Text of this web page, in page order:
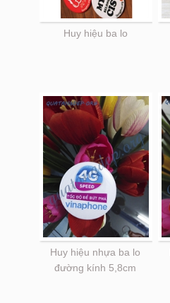
Huy hiệu ba lo
Huy hiệu nhựa ba lo
đường kính 5,8cm